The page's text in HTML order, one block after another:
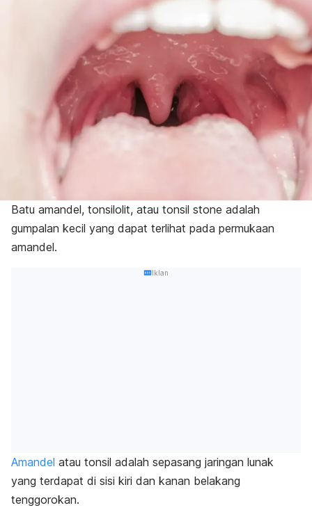
Batu amandel, tonsilolit, atau tonsil stone adalah
gumpalan kecil yang dapat terlihat pada permukaan
amandel.
Iklan
Amandel atau tonsil adalah sepasang jaringan lunak
yang terdapat di sisi kiri dan kanan belakang
tenggorokan.